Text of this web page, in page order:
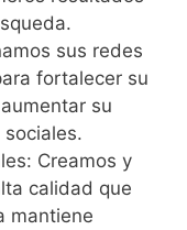
sus redes
fortalecer su
su
Creamos y
calidad que
mantiene